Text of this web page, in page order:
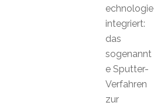
echnologie
integriert:
das
sogenannt
e Sputter-
Verfahren
zur